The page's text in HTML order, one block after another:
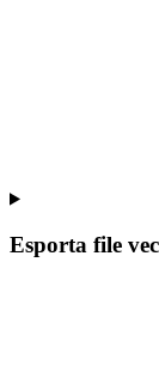
Esporta file